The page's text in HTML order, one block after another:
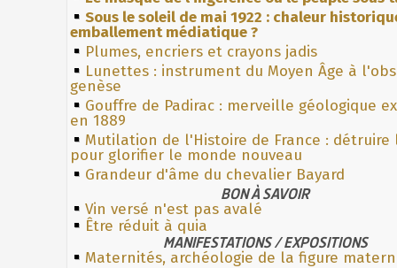
Sous le soleil de mai 1922 : chaleur
emballement médiatique ?
Plumes, encriers et crayons jadis
Lunettes : instrument du Moyen Âge à
genèse
Gouffre de Padirac : merveille géologique
en 1889
Mutilation de l'Histoire de France : détruire
pour glorifier le monde nouveau
Grandeur d'âme du chevalier Bayard
BON À SAVOIR
Vin versé n'est pas avalé
Être réduit à quia
MANIFESTATIONS / EXPOSITIONS
Maternités, archéologie de la figure